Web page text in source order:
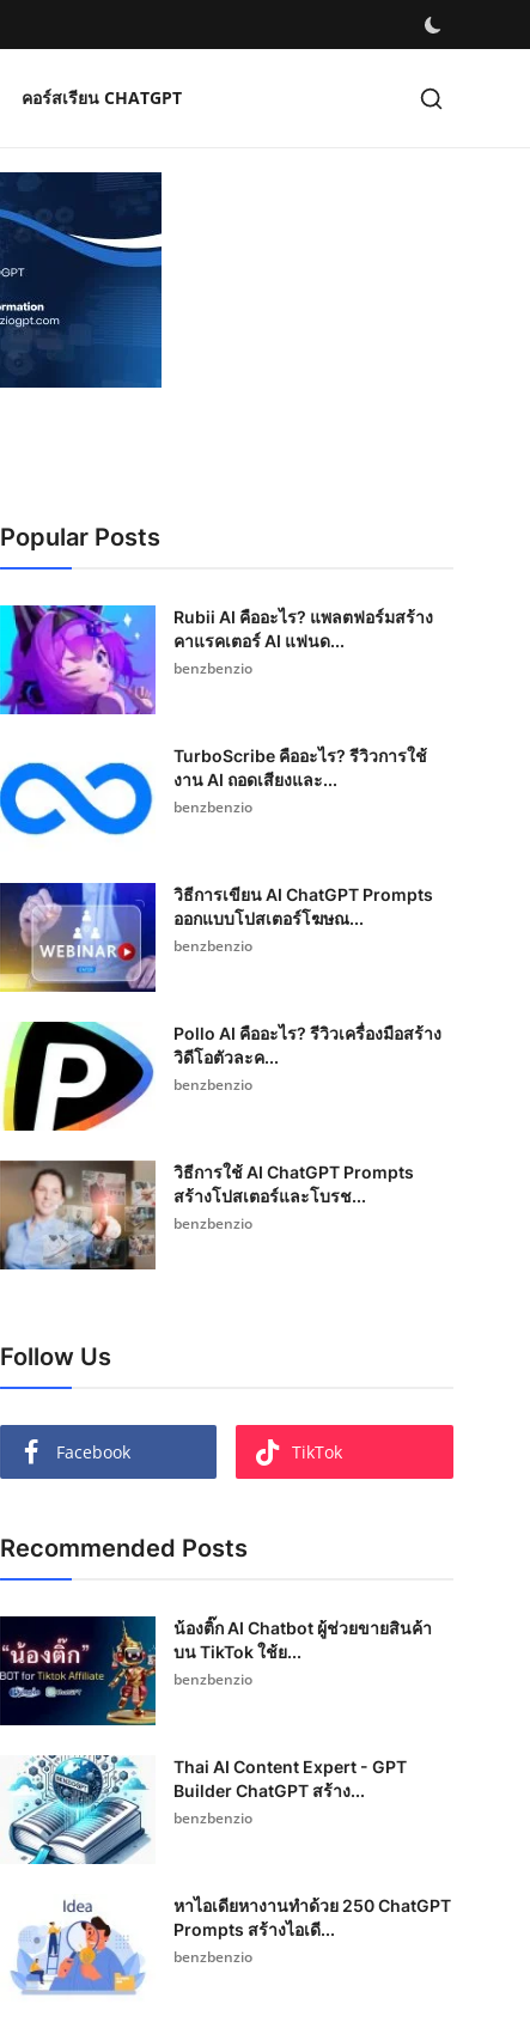
คอร์สเรียน CHATGPT
Popular Posts
Rubii AI คืออะไร? แพลตฟอร์มสร้าง
คาแรคเตอร์ AI แฟนด...
benzbenzio
TurboScribe คืออะไร? รีวิวการใช้
งาน AI ถอดเสียงและ...
benzbenzio
วิธีการเขียน AI ChatGPT Prompts
ออกแบบโปสเตอร์โฆษณ...
benzbenzio
Pollo AI คืออะไร? รีวิวเครื่องมือสร้าง
วิดีโอตัวละค...
benzbenzio
วิธีการใช้ AI ChatGPT Prompts
สร้างโปสเตอร์และโบรช...
benzbenzio
Follow Us
Facebook TikTok
Recommended Posts
น้องติ๊ก AI Chatbot ผู้ช่วยขายสินค้า
บน TikTok ใช้ย...
benzbenzio
Thai AI Content Expert - GPT
Builder ChatGPT สร้าง...
benzbenzio
หาไอเดียหางานทำด้วย 250 ChatGPT
Prompts สร้างไอเดี...
benzbenzio